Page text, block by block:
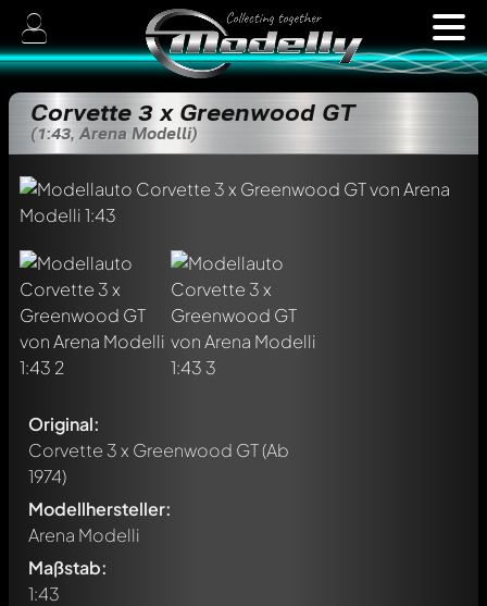
Corvette 3 x Greenwood GT
(1:43, Arena Modelli)
Original:
Corvette 3 x Greenwood GT(Ab
1974)
Modellhersteller:
Arena Modelli
Maßstab:
1:43